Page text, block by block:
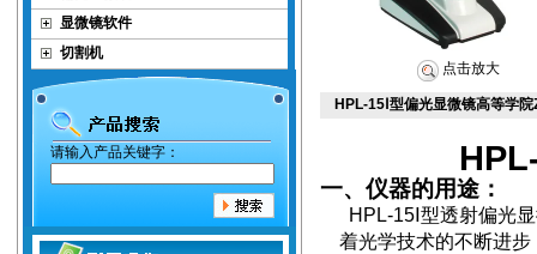
显微镜软件
切割机
请输入产品关键字：
点击放大
HPL-15Ⅰ型偏光显微镜高等学
一、仪器的用途：
HPL-15 Ⅰ型透射偏光
着光学技术的不断进